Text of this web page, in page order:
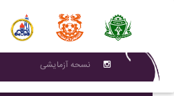
نسحه آزمایشی